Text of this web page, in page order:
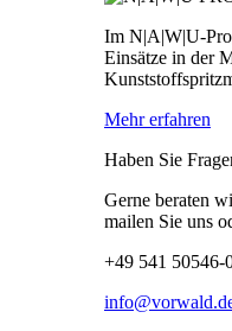
Im N|A|W|U-
Einsätze in der
Mehr erfahren
Haben Sie
Gerne beraten
mailen Sie uns
+49 541 50546-